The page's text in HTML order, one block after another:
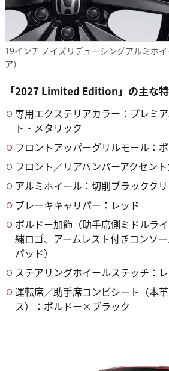
19インチ ノイズリデューシングアルミホ
ア）
「2027 Limited Edition」の主な
専用エクステリアカラー：プレミ
ト・メタリック
フロントアッパーグリルモール：
フロント／リアバンパーアクセン
アルミホイール：切削ブラックク
ブレーキキャリパー：レッド
ボルドー加飾（助手席側ミドルラ
繍ロゴ、アームレスト付きコンソ
パッド）
ステアリングホイールステッチ：
運転席／助手席コンビシート（本
ス）：ボルドー×ブラック